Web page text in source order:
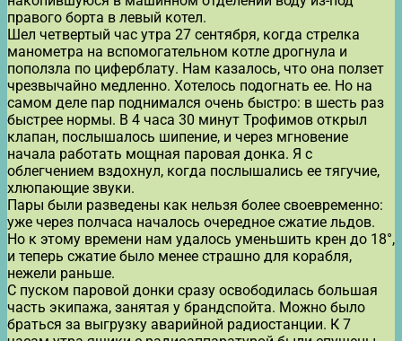
правого борта в левый котел.
Шел четвертый час утра 27 сентября, когда стрелка
манометра на вспомогательном котле дрогнула и
поползла по циферблату. Нам казалось, что она ползет
чрезвычайно медленно. Хотелось подогнать ее. Но на
самом деле пар поднимался очень быстро: в шесть раз
быстрее нормы. В 4 часа 30 минут Трофимов открыл
клапан, послышалось шипение, и через мгновение
начала работать мощная паровая донка. Я с
облегчением вздохнул, когда послышались ее тягучие,
хлюпающие звуки.
Пары были разведены как нельзя более своевременно:
уже через полчаса началось очередное сжатие льдов.
Но к этому времени нам удалось уменьшить крен до 18°,
и теперь сжатие было менее страшно для корабля,
нежели раньше.
С пуском паровой донки сразу освободилась большая
часть экипажа, занятая у брандспойта. Можно было
браться за выгрузку аварийной радиостанции. К 7